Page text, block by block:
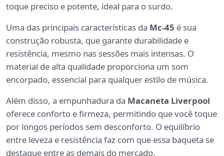
toque preciso e potente, ideal para o surdo.
Uma das principais características da Mc-45 é sua
construção robusta, que garante durabilidade e
resistência, mesmo nas sessões mais intensas. O
material de alta qualidade proporciona um som
encorpado, essencial para qualquer estilo de música.
Além disso, a empunhadura da Macaneta Liverpool
oferece conforto e firmeza, permitindo que você toque
por longos períodos sem desconforto. O equilíbrio
entre leveza e resistência faz com que essa baqueta se
destaque entre as demais do mercado.